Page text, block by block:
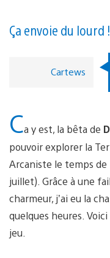
Ça envoie du lourd !
Cartews
Ca y est, la bêta de
pouvoir explorer la
Arcaniste le temps de
juillet). Grâce à une
charmeur, j’ai eu la
quelques heures.
jeu.